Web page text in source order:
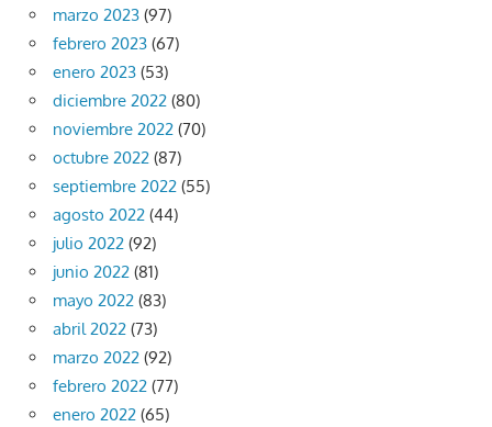
marzo 2023 (97)
febrero 2023 (67)
enero 2023 (53)
diciembre 2022 (80)
noviembre 2022 (70)
octubre 2022 (87)
septiembre 2022 (55)
agosto 2022 (44)
julio 2022 (92)
junio 2022 (81)
mayo 2022 (83)
abril 2022 (73)
marzo 2022 (92)
febrero 2022 (77)
enero 2022 (65)